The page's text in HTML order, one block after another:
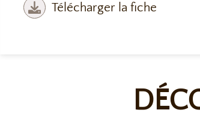
Télécharger la fiche